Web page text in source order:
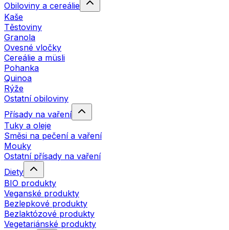
Obiloviny a cereálie
Kaše
Těstoviny
Granola
Ovesné vločky
Cereálie a müsli
Pohanka
Quinoa
Rýže
Ostatní obiloviny
Přísady na vaření
Tuky a oleje
Směsi na pečení a vaření
Mouky
Ostatní přísady na vaření
Diety
BIO produkty
Veganské produkty
Bezlepkové produkty
Bezlaktózové produkty
Vegetariánské produkty